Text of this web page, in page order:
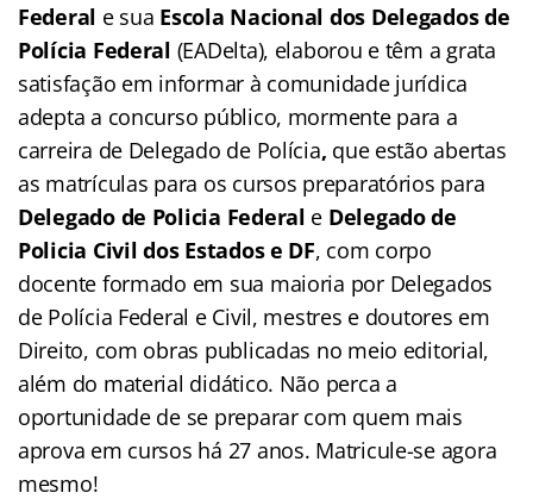
Federal e sua Escola Nacional dos Delegados de
Polícia Federal (EADelta), elaborou e têm a grata
satisfação em informar à comunidade jurídica
adepta a concurso público, mormente para a
carreira de Delegado de Polícia, que estão abertas
as matrículas para os cursos preparatórios para
Delegado de Policia Federal e Delegado de
Policia Civil dos Estadose DF, com corpo
docente formado em sua maioria por Delegados
de Polícia Federal e Civil, mestres e doutores em
Direito, com obras publicadas no meio editorial,
além do material didático. Não perca a
oportunidade de se preparar com quem mais
aprova em cursos há 27 anos. Matricule-se agora
mesmo!